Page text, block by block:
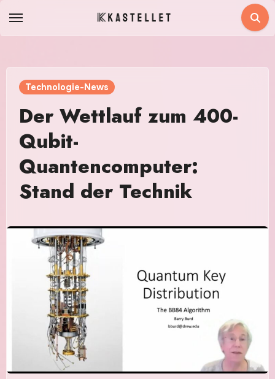
Inhalt
Technologie-News
Der Wettlauf zum 400-
Qubit-
Quantencomputer:
Stand der Technik